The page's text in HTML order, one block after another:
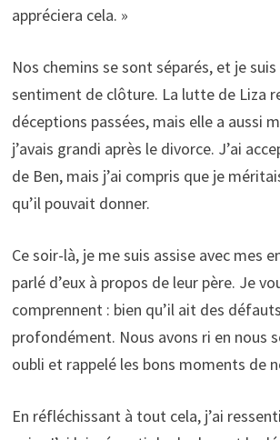
appréciera cela. »
Nos chemins se sont séparés, et je
sentiment de clôture. La lutte de Liza
déceptions passées, mais elle a aussi
j’avais grandi après le divorce. J’ai
de Ben, mais j’ai compris que je
qu’il pouvait donner.
Ce soir-là, je me suis assise avec mes
parlé d’eux à propos de leur père. Je
comprennent : bien qu’il ait des
profondément. Nous avons ri en nous
oubli et rappelé les bons moments de
En réfléchissant à tout cela, j’ai